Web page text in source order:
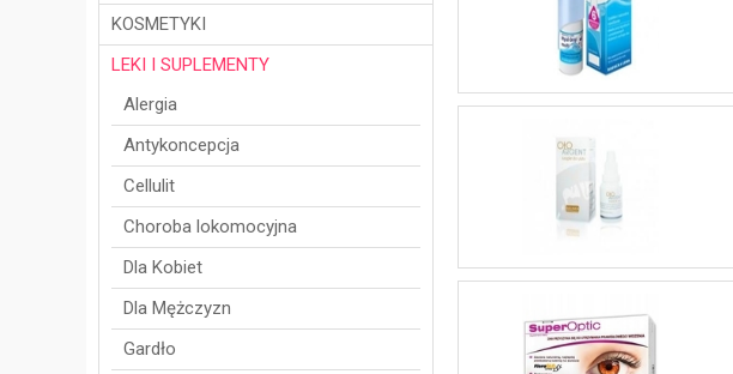
KOSMETYKI
LEKI I SUPLEMENTY
Alergia
Antykoncepcja
Cellulit
Choroba lokomocyjna
Dla Kobiet
Dla Mężczyzn
Gardło